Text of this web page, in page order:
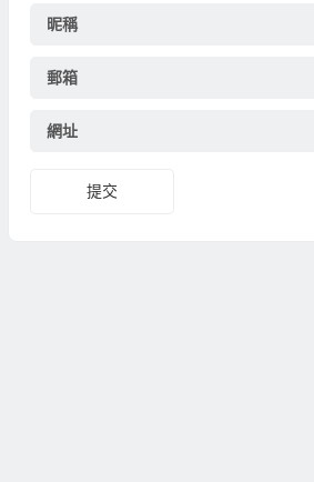
昵稱
郵箱
網址
提交